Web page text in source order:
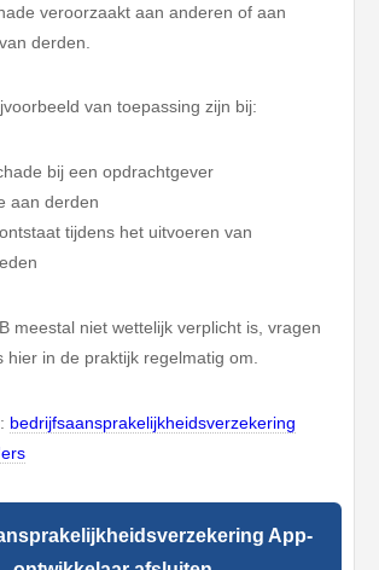
veroorzaakt aan anderen of aan
derden.
van toepassing zijn bij:
bij een opdrachtgever
aan derden
tijdens het uitvoeren van
meestal niet wettelijk verplicht is, vragen
hier in de praktijk regelmatig om.
bedrijfsaansprakelijkheidsverzekering
App-